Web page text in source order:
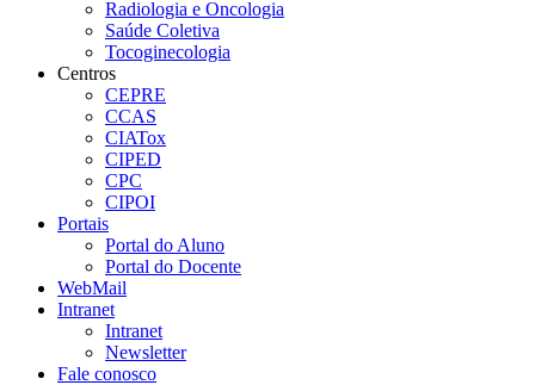
Radiologia e Oncologia
Saúde Coletiva
Tocoginecologia
Centros
CEPRE
CCAS
CIATox
CIPED
CPC
CIPOI
Portais
Portal do Aluno
Portal do Docente
WebMail
Intranet
Intranet
Newsletter
Fale conosco